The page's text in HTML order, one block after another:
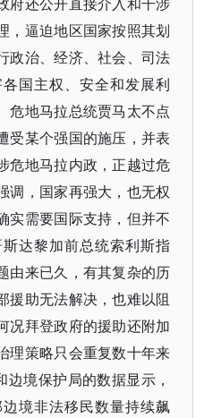
，逼迫地区国家按照其划
政治、经济、社会、司法
国主权、安全和发展利
危地马拉总统贾马太不点
受某个强国的施压，并表
危地马拉内政，正越过危
调，国家再强大，也无权
实需要国际支持，但并不
达黎加前总统索利斯指
由来已久，有其复杂的历
援助无法解决，也难以阻
况拜登政府的援助还附加
理策略只会重复数十年来
边境保护局的数据显示，
境非法移民数量持续飙